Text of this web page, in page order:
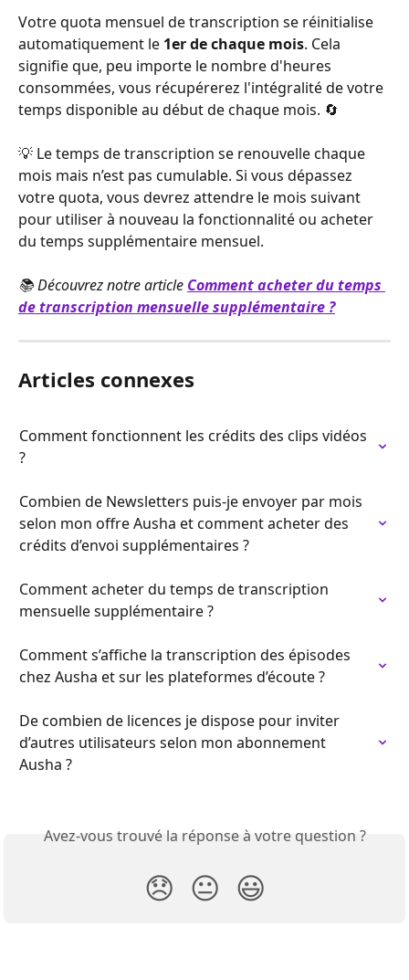
Votre quota mensuel de transcription se réinitialise
automatiquement le 1er de chaque mois. Cela
signifie que, peu importe le nombre d'heures
consommées, vous récupérerez l'intégralité de votre
temps disponible au début de chaque mois. 🔄
💡 Le temps de transcription se renouvelle chaque
mois mais n’est pas cumulable. Si vous dépassez
votre quota, vous devrez attendre le mois suivant
pour utiliser à nouveau la fonctionnalité ou acheter
du temps supplémentaire mensuel.
📚 Découvrez notre article Comment acheter du temps
de transcription mensuelle supplémentaire ?
Articles connexes
Comment fonctionnent les crédits des clips vidéos
?
Combien de Newsletters puis-je envoyer par mois
selon mon offre Ausha et comment acheter des
crédits d’envoi supplémentaires ?
Comment acheter du temps de transcription
mensuelle supplémentaire ?
Comment s’affiche la transcription des épisodes
chez Ausha et sur les plateformes d’écoute ?
De combien de licences je dispose pour inviter
d’autres utilisateurs selon mon abonnement
Ausha ?
Avez-vous trouvé la réponse à votre question ?
😞 😐 😃